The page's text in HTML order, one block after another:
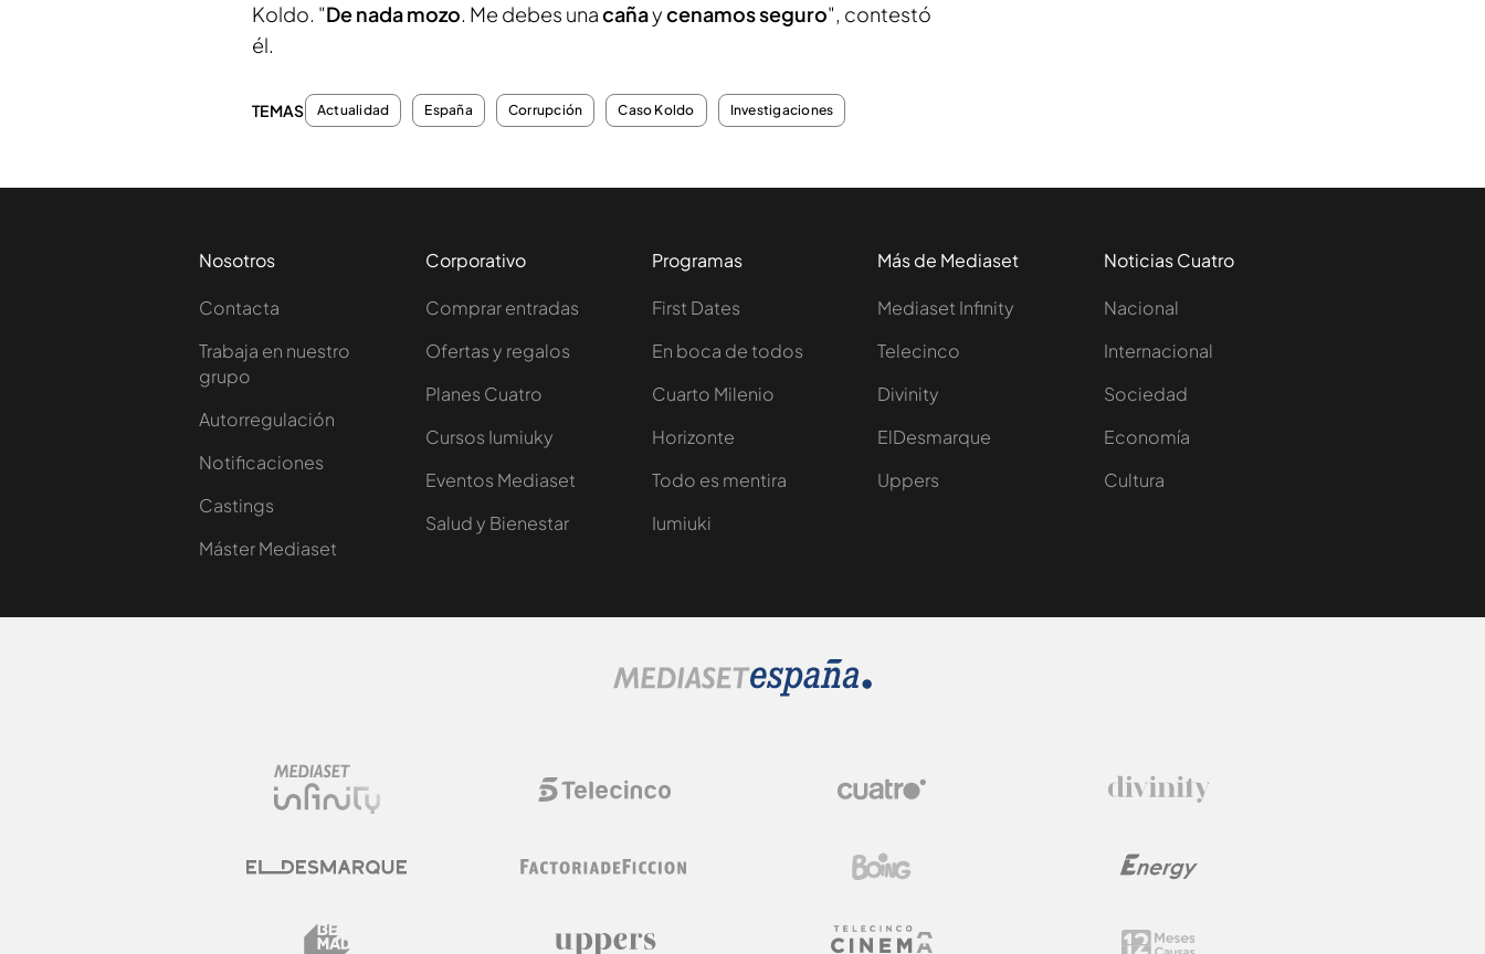
Koldo. "De nada mozo. Me debes unacañaycenamos seguro", contestó
él.
TEMAS Actualidad España Corrupción Caso Koldo Investigaciones
Nosotros
Contacta
Trabaja en nuestro
grupo
Autorregulación
Notificaciones
Castings
Máster Mediaset
Corporativo
Comprar entradas
Ofertas y regalos
Planes Cuatro
Cursos Iumiuky
Eventos Mediaset
Salud y Bienestar
Programas
First Dates
En boca de todos
Cuarto Milenio
Horizonte
Todo es mentira
Iumiuki
Más de Mediaset
Mediaset Infinity
Telecinco
Divinity
ElDesmarque
Uppers
Noticias Cuatro
Nacional
Internacional
Sociedad
Economía
Cultura